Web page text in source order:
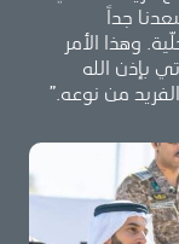
جداً
وهذا الأمر
بإذن الله
من نوعه.”